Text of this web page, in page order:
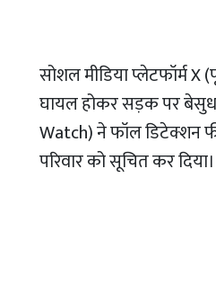
सोशल मीडिया प्लेटफॉर्म
घायल होकर सड़क पर बेसुध
Watch) ने फॉल डिटेक्शन
परिवार को सूचित कर दिया।​​